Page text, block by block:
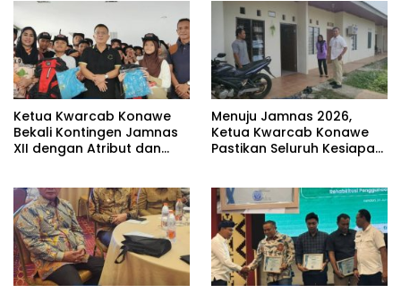
Ketua Kwarcab Konawe
Bekali Kontingen Jamnas
XII dengan Atribut dan
Menuju Jamnas 2026,
Ketua Kwarcab Konawe
Pastikan Seluruh Kesiapan